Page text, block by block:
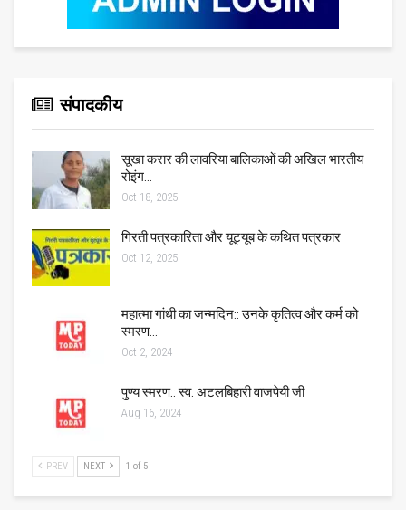
संपादकीय
सूखा करार की लावरिया बालिकाओं की अखिल भारतीय
रोइंग…
Oct 18, 2025
गिरती पत्रकारिता और यूट्यूब के कथित पत्रकार
Oct 12, 2025
महात्मा गांधी का जन्मदिन:: उनके कृतित्व और कर्म को
स्मरण…
Oct 2, 2024
पुण्य स्मरण:: स्व. अटलबिहारी वाजपेयी जी
Aug 16, 2024
PREV NEXT 1 of 5